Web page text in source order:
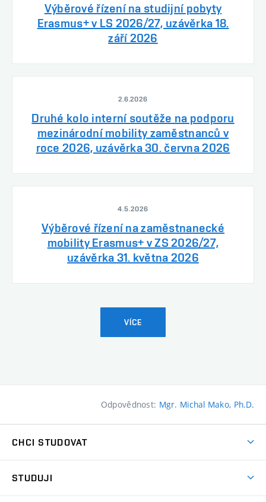
Výběrové řízení na studijní pobyty
Erasmus+ v LS 2026/27, uzávěrka 18.
září 2026
2.6.2026
Druhé kolo interní soutěže na podporu
mezinárodní mobility zaměstnanců v
roce 2026, uzávěrka 30. června 2026
4.5.2026
Výběrové řízení na zaměstnanecké
mobility Erasmus+ v ZS 2026/27,
uzávěrka 31. května 2026
VÍCE
Odpovědnost: Mgr. Michal Mako, Ph.D.
CHCI STUDOVAT
STUDUJI